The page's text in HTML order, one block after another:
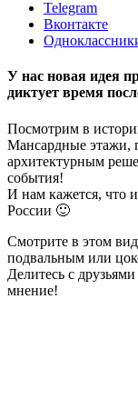
Telegram
Вконтакте
У нас новая идея
диктует время
Посмотрим в
Мансардные этажи,
архитектурным
события!
И нам кажется, что
России 🙂
Смотрите в этом
подвальным или
Делитесь с
мнение!